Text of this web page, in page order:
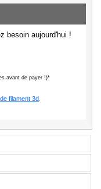
besoin aujourd'hui !
avant de payer !)*
filament 3d